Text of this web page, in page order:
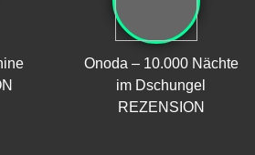
Onoda – 10.000 Nächte
im Dschungel
REZENSION